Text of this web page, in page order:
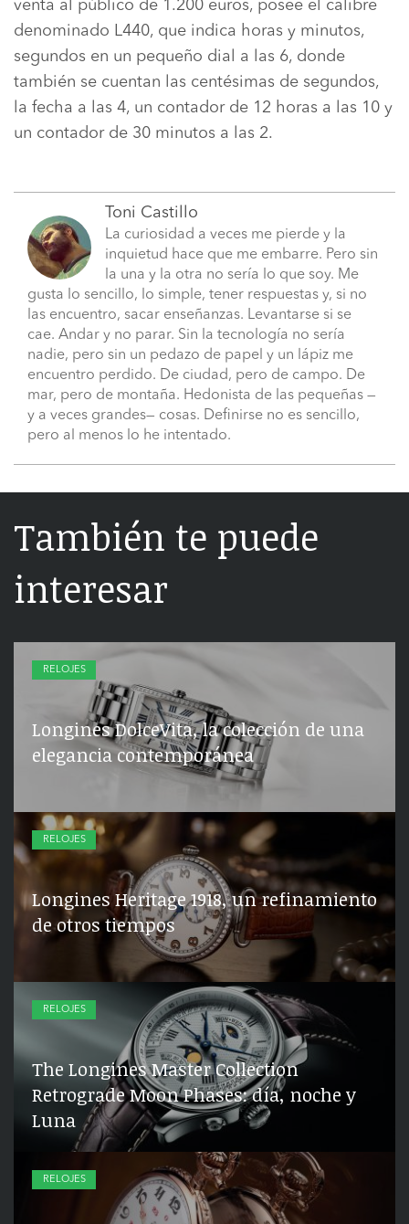
venta al público de 1.200 euros, posee el calibre
denominado L440, que indica horas y minutos,
segundos en un pequeño dial a las 6, donde
también se cuentan las centésimas de segundos,
la fecha a las 4, un contador de 12 horas a las 10 y
un contador de 30 minutos a las 2.
Toni Castillo
La curiosidad a veces me pierde y la
inquietud hace que me embarre. Pero sin
la una y la otra no sería lo que soy. Me
gusta lo sencillo, lo simple, tener respuestas y, si no
las encuentro, sacar enseñanzas. Levantarse si se
cae. Andar y no parar. Sin la tecnología no sería
nadie, pero sin un pedazo de papel y un lápiz me
encuentro perdido. De ciudad, pero de campo. De
mar, pero de montaña. Hedonista de las pequeñas —
y a veces grandes— cosas. Definirse no es sencillo,
pero al menos lo he intentado.
También te puede
interesar
RELOJES
Longines DolceVita, la colección de una
elegancia contemporánea
RELOJES
Longines Heritage 1918, un refinamiento
de otros tiempos
RELOJES
The Longines Master Collection
Retrograde Moon Phases: día, noche y
Luna
RELOJES